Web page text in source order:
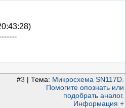
#3 | Тема: Микросхема SN117D.
Помогите опознать или
подобрать аналог.
Информация +